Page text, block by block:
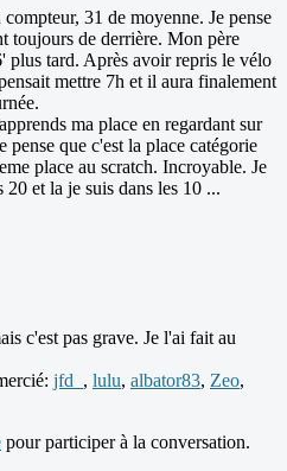
31 de moyenne. Je pense
toujours de derrière. Mon père
plus tard. Après avoir repris le vélo
mettre 7h et il aura finalement
ma place en regardant sur
que c'est la place catégorie
place au scratch. Incroyable. Je
et la je suis dans les 10 ...
c'est pas grave. Je l'ai fait au
jfd_ , lulu, albator83, Zeo,
pour participer à la conversation.